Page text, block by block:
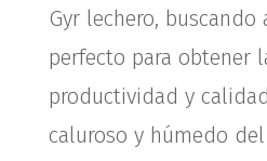
Gyr lechero, buscando
perfecto para obtener
productividad y
caluroso y húmedo